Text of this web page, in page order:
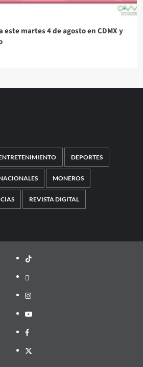
este martes 4 de agosto en CDMX y
DEPORTES
MONEROS
REVISTA DIGITAL
TikTok
threads
Instagram
Youtube
Facebook
X